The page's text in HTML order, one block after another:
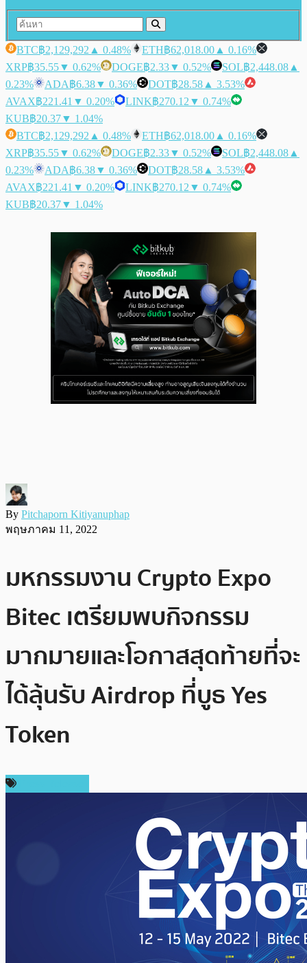
BTC฿2,129,292 ▲ 0.48% ETH฿62,018.00 ▲ 0.16%
XRP฿35.55▼ 0.62% DOGE฿2.33▼ 0.52% SOL฿2,448.08 ▲
0.23%
ADA฿6.38▼ 0.36% DOT฿28.58 ▲ 3.53%
AVAX฿221.41 ▼ 0.20% LINK฿270.12 ▼ 0.74%
KUB฿20.37▼ 1.04%
BTC฿2,129,292 ▲ 0.48% ETH฿62,018.00 ▲ 0.16%
XRP฿35.55▼ 0.62% DOGE฿2.33▼ 0.52% SOL฿2,448.08 ▲
0.23%
ADA฿6.38▼ 0.36% DOT฿28.58 ▲ 3.53%
AVAX฿221.41 ▼ 0.20% LINK฿270.12 ▼ 0.74%
KUB฿20.37▼ 1.04%
By Pitchaporn Kitiyanuphap
พฤษภาคม 11, 2022
มหกรรมงาน Crypto Expo
Bitec เตรียมพบกิจกรรม
มากมายและโอกาสสุดท้ายที่จะ
ได้ลุ้นรับ Airdrop ที่บูธ Yes
Token